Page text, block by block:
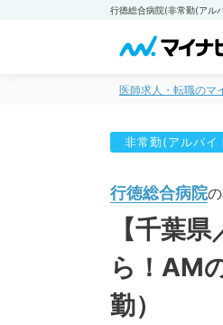
医師求人・転職のマ
非常勤(アルバイ
行徳総合病院
【千葉
ら！AM
勤）